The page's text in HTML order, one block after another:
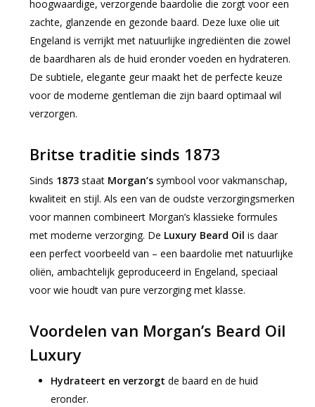
hoogwaardige, verzorgende baardolie die zorgt voor een
zachte, glanzende en gezonde baard. Deze luxe olie uit
Engeland is verrijkt met natuurlijke ingrediënten die zowel
de baardharen als de huid eronder voeden en hydrateren.
De subtiele, elegante geur maakt het de perfecte keuze
voor de moderne gentleman die zijn baard optimaal wil
verzorgen.
Britse traditie sinds 1873
Sinds 1873staat Morgan’ssymbool voor vakmanschap,
kwaliteit en stijl. Als een van de oudste verzorgingsmerken
voor mannen combineert Morgan’s klassieke formules
met moderne verzorging. De Luxury Beard Oil is daar
een perfect voorbeeld van – een baardolie met natuurlijke
oliën, ambachtelijk geproduceerd in Engeland, speciaal
voor wie houdt van pure verzorging met klasse.
Voordelen van Morgan’s Beard Oil
Luxury
Hydrateert en verzorgt de baard en de huid
eronder.